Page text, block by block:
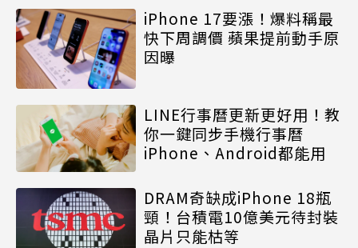
iPhone 17要漲！爆料稱最
快下周調價 蘋果提前動手原
因曝
LINE行事曆更新更好用！教
你一鍵同步手機行事曆
iPhone、Android都能用
DRAM奇缺成iPhone 18瓶
頸！台積電10億美元待封裝
晶片只能枯等